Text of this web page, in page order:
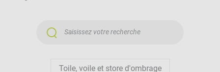
Toile, voile et store d'ombrage